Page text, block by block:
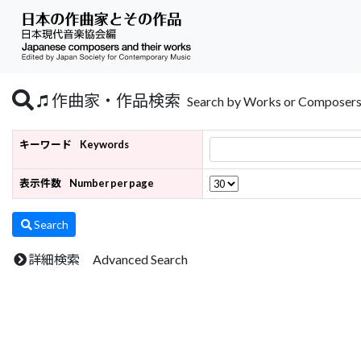
作曲家・作品検索 Search by Works or Composers
キーワード Keywords
表示件数 Number per page
Search
詳細検索 Advanced Search